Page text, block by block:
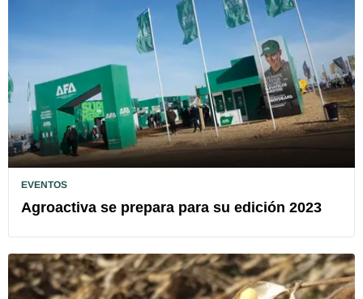
EVENTOS
Agroactiva se prepara para su edición 2023